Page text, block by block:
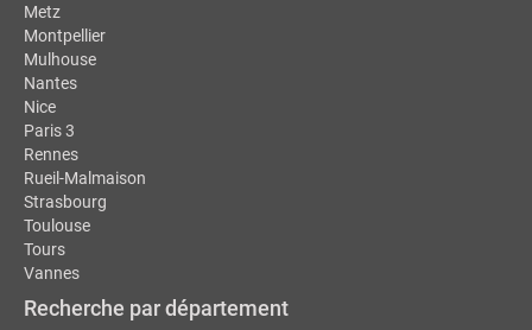
Metz
Montpellier
Mulhouse
Nantes
Nice
Paris 3
Rennes
Rueil-Malmaison
Strasbourg
Toulouse
Tours
Vannes
Recherche par département